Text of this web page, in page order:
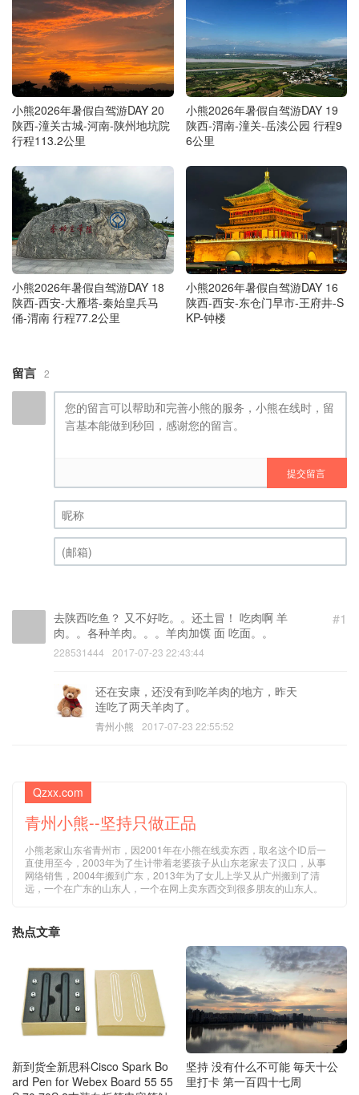
小熊2026年暑假自驾游DAY 20
陕西-潼关古城-河南-陕州地坑院
行程113.2公里
小熊2026年暑假自驾游DAY 19
陕西-渭南-潼关-岳渎公园 行程9
6公里
小熊2026年暑假自驾游DAY 18
陕西-西安-大雁塔-秦始皇兵马
俑-渭南 行程77.2公里
小熊2026年暑假自驾游DAY 16
陕西-西安-东仓门早市-王府井-S
KP-钟楼
留言 2
提交留言
昵称 (必填)
#1
去陕西吃鱼？ 又不好吃。。还土冒！ 吃肉啊 羊
肉。。各种羊肉。。。羊肉加馍 面 吃面。。
228531444 2017-07-23 22:43:44
还在安康，还没有到吃羊肉的地方，昨天
连吃了两天羊肉了。
青州小熊 2017-07-23 22:55:52
Qzxx.com
青州小熊--坚持只做正品
小熊老家山东省青州市，因2001年在小熊在线卖东西，取名这个ID后一
直使用至今，2003年为了生计带着老婆孩子从山东老家去了汉口，从事
网络销售，2004年搬到广东，2013年为了女儿上学又从广州搬到了清
远，一个在广东的山东人，一个在网上卖东西交到很多朋友的山东人。
热点文章
新到货全新思科Cisco Spark Bo
ard Pen for Webex Board 55 55
坚持 没有什么不可能 毎天十公
里打卡 第一百四十七周